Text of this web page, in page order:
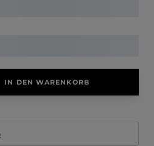
Wert ein oder benutze die
IN DEN WARENKORB